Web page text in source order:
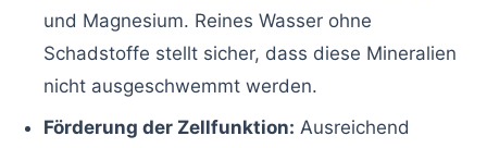
und Magnesium. Reines Wasser ohne
Schadstoffe stellt sicher, dass diese Mineralien
nicht ausgeschwemmt werden.
Förderung der Zellfunktion: Ausreichend